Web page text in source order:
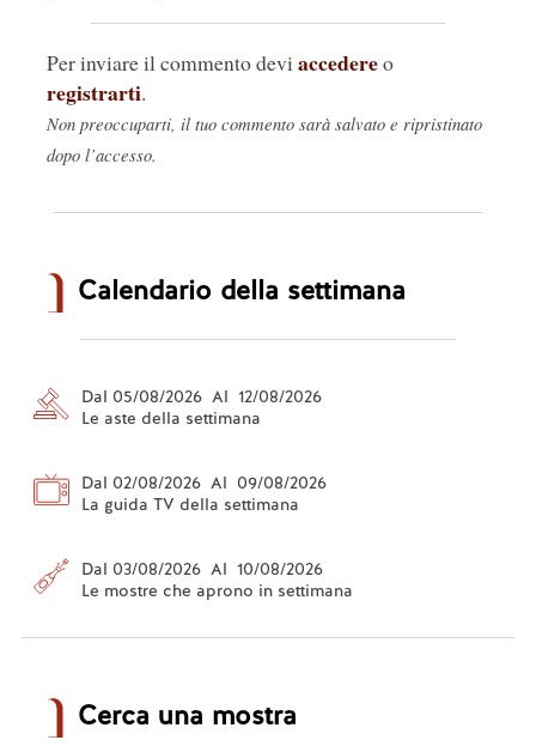
Per inviare il commento devi accedereo
registrarti.
Non preoccuparti, il tuo commento sarà salvato e ripristinato
dopo l’accesso.
Calendario della settimana
Dal 05/08/2026 Al 12/08/2026
Le aste della settimana
Dal 02/08/2026 Al 09/08/2026
La guida TV della settimana
Dal 03/08/2026 Al 10/08/2026
Le mostre che aprono in settimana
Cerca una mostra